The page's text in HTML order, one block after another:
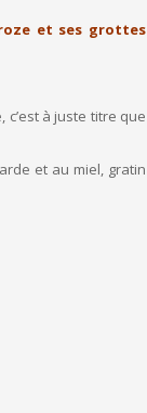
et ses grottes
à juste titre que
et au miel, gratin